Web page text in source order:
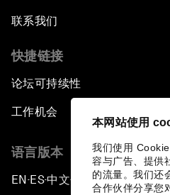
本网站使用
我们使用
容与广告、提供
的流量。我们还
合作伙伴分享您
联系我们
快捷链接
论坛可持续性
工作机会
语言版本
EN ▪ES▪中文▪ 日本語